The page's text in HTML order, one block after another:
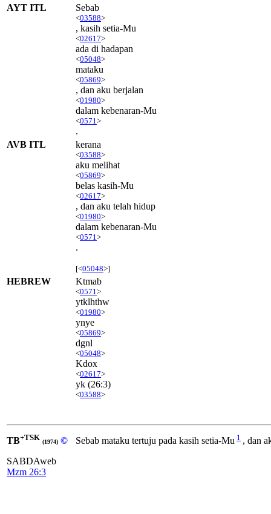
AYT ITL
Sebab
<03588>
, kasih setia-Mu
<02617>
ada di hadapan
<05048>
mataku
<05869>
, dan aku berjalan
<01980>
dalam kebenaran-Mu
<0571 >
.
AVB ITL
kerana
<03588>
aku melihat
<05869>
belas kasih-Mu
<02617>
, dan aku telah hidup
<01980>
dalam kebenaran-Mu
<0571 >
.
[<05048>]
HEBREW Ktmab
<0571 >
ytklhthw
<01980>
ynye
<05869>
dgnl
<05048>
Kdox
<02617>
yk (26:3)
<03588>
TB+TSK (1974) ©
SABDAweb
Mzm 26:3
Sebab mataku tertuju pada kasih setia-Mu 1 , dan